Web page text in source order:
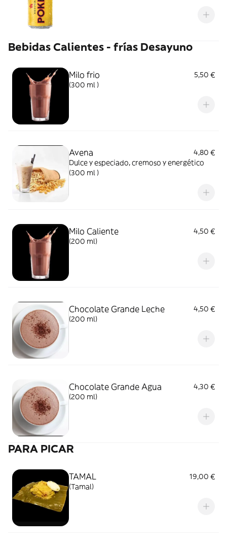
Bebidas Calientes - frías Desayuno
Milo frio
5,50 €
(300 ml )
Avena
4,80 €
Dulce y especiado, cremoso y energético
(300 ml )
Milo Caliente
4,50 €
(200 ml)
Chocolate Grande Leche
4,50 €
(200 ml)
Chocolate Grande Agua
4,30 €
(200 ml)
PARA PICAR
TAMAL
19,00 €
(Tamal)